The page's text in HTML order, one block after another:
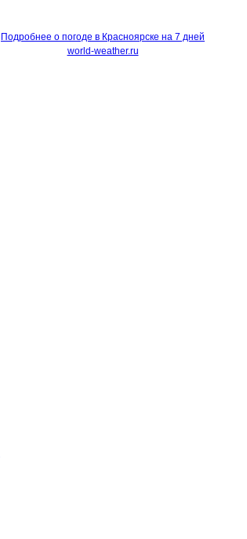
Подробнее о погоде в Красноярске на 7 дней
world-weather.ru